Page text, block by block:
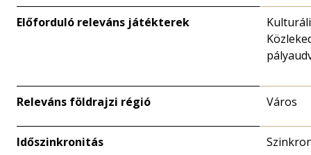
Előforduló releváns játékterek
Releváns földrajzi régió Város
Időszinkronitás